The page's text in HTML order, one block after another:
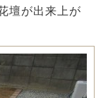
壇が出来上が